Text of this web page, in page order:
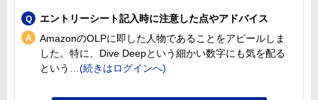
エントリーシート記入時に注意した点やアドバイス
AmazonのOLPに即した人物であることをアピールしま
した。特に、Dive Deepという細かい数字にも気を配る
という